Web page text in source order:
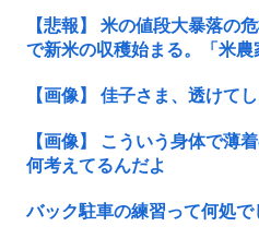
【悲報】 米の値段大暴落の
で新米の収穫始まる。「米農
【画像】 佳子さま、透けて
【画像】 こういう身体で薄
何考えてるんだよ
バック駐車の練習って何処で